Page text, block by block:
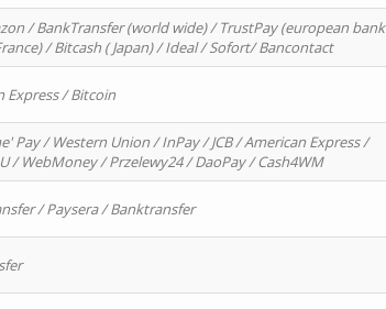
/ BankTransfer (world wide) / TrustPay (european bank
/ Bitcash ( Japan) / Ideal / Sofort/ Bancontact
Express / Bitcoin
Pay / Western Union / InPay / JCB / American Express /
/ WebMoney / Przelewy24 / DaoPay / Cash4WM
/ Paysera / Banktransfer